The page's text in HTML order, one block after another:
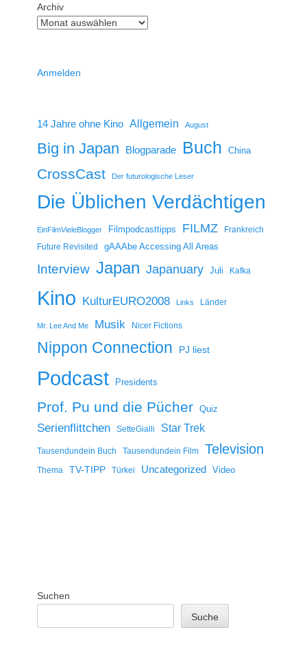
Archiv
Anmelden
14 Jahre ohne Kino Allgemein August
Big in Japan Blogparade Buch China
CrossCast Der futurologische Leser
Die Üblichen Verdächtigen
EinFilmVieleBlogger Filmpodcasttipps FILMZ
Frankreich
Future Revisited
gAAAbe Accessing All Areas
Interview Japan Japanuary Juli Kafka
Kino KulturEURO2008 Links Länder
Mr. Lee And Me Musik Nicer Fictions
Nippon Connection PJ liest
Podcast Presidents
Prof. Pu und die Pücher Quiz
Serienflittchen SetteGialli Star Trek
Tausendundein Buch Tausendundein Film Television
Thema TV-TIPP Türkei Uncategorized Video
Suchen
Suche